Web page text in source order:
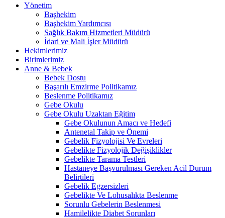
Yönetim
Başhekim
Başhekim Yardımcısı
Sağlık Bakım Hizmetleri Müdürü
İdari ve Mali İşler Müdürü
Hekimlerimiz
Birimlerimiz
Anne & Bebek
Bebek Dostu
Başarılı Emzirme Politikamız
Beslenme Politikamız
Gebe Okulu
Gebe Okulu Uzaktan Eğitim
Gebe Okulunun Amacı ve Hedefi
Antenetal Takip ve Önemi
Gebelik Fizyolojisi Ve Evreleri
Gebelikte Fizyolojik Değişiklikler
Gebelikte Tarama Testleri
Hastaneye Başvurulması Gereken Acil Durum
Belirtileri
Gebelik Egzersizleri
Gebelikte Ve Lohusalıkta Beslenme
Sorunlu Gebelerin Beslenmesi
Hamilelikte Diabet Sorunları